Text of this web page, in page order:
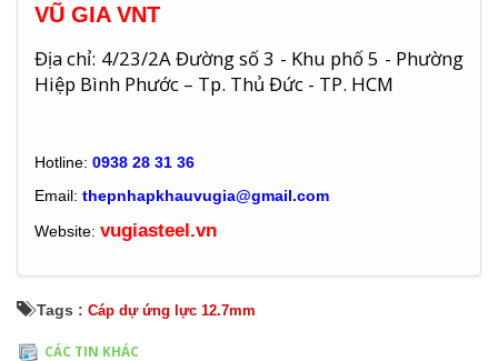
VŨ GIA VNT
Địa chỉ: 4/23/2A Đường số 3 - Khu phố 5 - Phường
Hiệp Bình Phước – Tp. Thủ Đức - TP. HCM
Hotline: 0938 28 31 36
Email: thepnhapkhauvugia@gmail.com
Website: vugiasteel.vn
Tags : Cáp dự ứng lực 12.7mm
CÁC TIN KHÁC